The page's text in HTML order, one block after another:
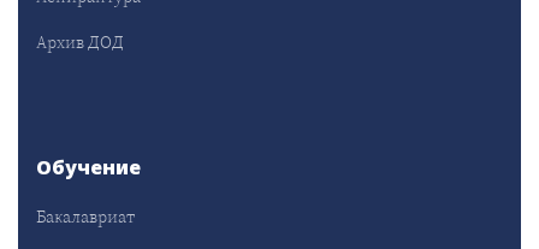
Архив ДОД
Обучение
Бакалавриат